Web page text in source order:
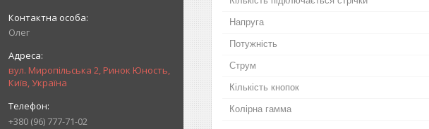
Олег
вул. Миропільська 2, Ринок Юность,
Київ, Україна
+380 (96) 777-71-02
Напруга
Потужність
Струм
Кількість кнопок
Колірна гамма